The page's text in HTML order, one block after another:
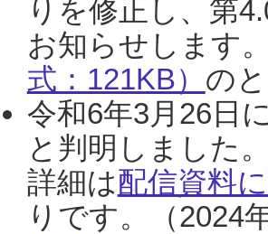
りを修正し、第
お知らせします
式：121KB） の
令和6年3月26日
と判明しました
詳細は配信資料
りです。（2024